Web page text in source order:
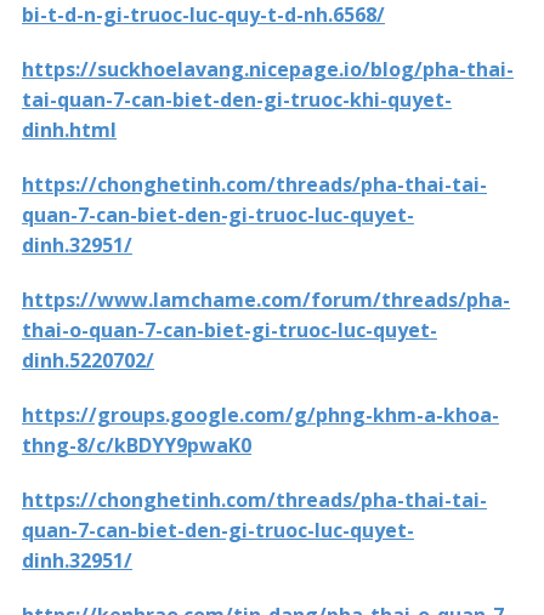
bi-t-d-n-gi-truoc-luc-quy-t-d-nh.6568/
https://suckhoelavang.nicepage.io/blog/pha-thai-
tai-quan-7-can-biet-den-gi-truoc-khi-quyet-
dinh.html
https://chonghetinh.com/threads/pha-thai-tai-
quan-7-can-biet-den-gi-truoc-luc-quyet-
dinh.32951/
https://www.lamchame.com/forum/threads/pha-
thai-o-quan-7-can-biet-gi-truoc-luc-quyet-
dinh.5220702/
https://groups.google.com/g/phng-khm-a-khoa-
thng-8/c/kBDYY9pwaK0
https://chonghetinh.com/threads/pha-thai-tai-
quan-7-can-biet-den-gi-truoc-luc-quyet-
dinh.32951/